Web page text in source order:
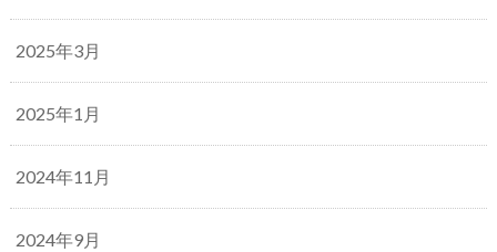
2025年3月
2025年1月
2024年11月
2024年9月